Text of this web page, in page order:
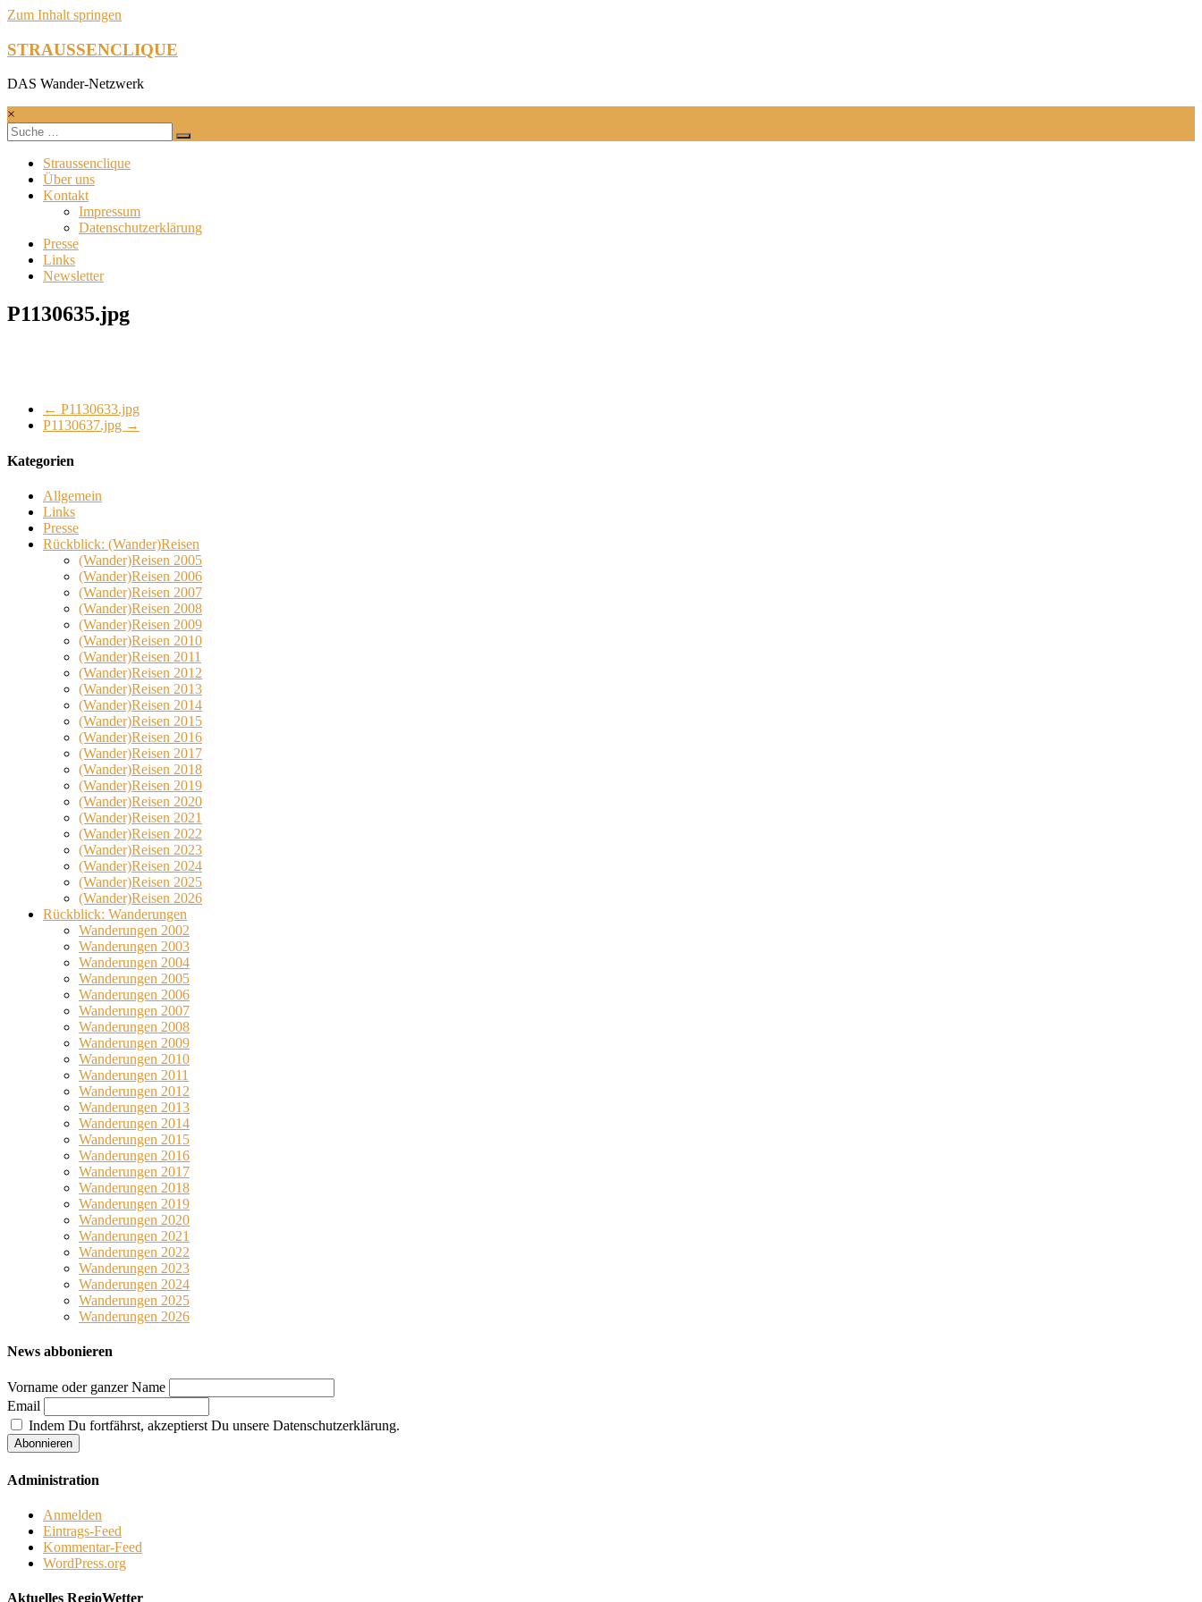
Zum Inhalt springen
STRAUSSENCLIQUE
DAS Wander-Netzwerk
×
Straussenclique
Über uns
Kontakt
Impressum
Datenschutzerklärung
Presse
Links
Newsletter
P1130635.jpg
← P1130633.jpg
P1130637.jpg →
Kategorien
Allgemein
Links
Presse
Rückblick: (Wander)Reisen
(Wander)Reisen 2005
(Wander)Reisen 2006
(Wander)Reisen 2007
(Wander)Reisen 2008
(Wander)Reisen 2009
(Wander)Reisen 2010
(Wander)Reisen 2011
(Wander)Reisen 2012
(Wander)Reisen 2013
(Wander)Reisen 2014
(Wander)Reisen 2015
(Wander)Reisen 2016
(Wander)Reisen 2017
(Wander)Reisen 2018
(Wander)Reisen 2019
(Wander)Reisen 2020
(Wander)Reisen 2021
(Wander)Reisen 2022
(Wander)Reisen 2023
(Wander)Reisen 2024
(Wander)Reisen 2025
(Wander)Reisen 2026
Rückblick: Wanderungen
Wanderungen 2002
Wanderungen 2003
Wanderungen 2004
Wanderungen 2005
Wanderungen 2006
Wanderungen 2007
Wanderungen 2008
Wanderungen 2009
Wanderungen 2010
Wanderungen 2011
Wanderungen 2012
Wanderungen 2013
Wanderungen 2014
Wanderungen 2015
Wanderungen 2016
Wanderungen 2017
Wanderungen 2018
Wanderungen 2019
Wanderungen 2020
Wanderungen 2021
Wanderungen 2022
Wanderungen 2023
Wanderungen 2024
Wanderungen 2025
Wanderungen 2026
News abbonieren
Vorname oder ganzer Name
Email
Indem Du fortfährst, akzeptierst Du unsere Datenschutzerklärung.
Administration
Anmelden
Eintrags-Feed
Kommentar-Feed
WordPress.org
Aktuelles RegioWetter